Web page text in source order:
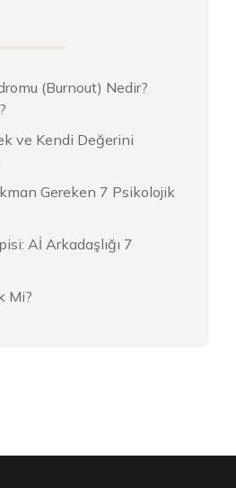
(Burnout) Nedir?
ve Kendi Değerini
Gereken 7 Psikolojik
Aİ Arkadaşlığı 7
Mi?